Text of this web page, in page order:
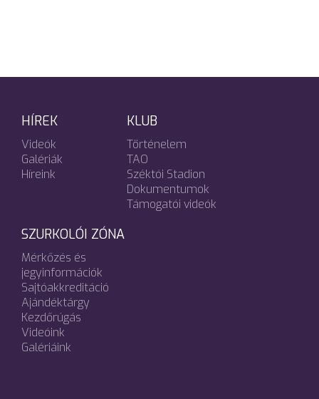
HÍREK
Videók
Galériák
Híreink
KLUB
Történelem
TAO
Széktói Stadion
Dokumentumok
Támogatói videók
SZURKOLÓI ZÓNA
Mérkőzés és
jegyinformációk
Sajtóakkreditáció
Ajándéktárgy
Kezdőrúgás
Videóink
Galériáink